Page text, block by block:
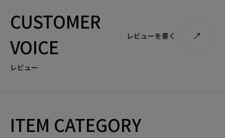
CUSTOMER
VOICE
レビュー
レビューを書く
ITEM CATEGORY